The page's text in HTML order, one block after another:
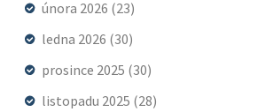
února 2026 (23)
ledna 2026 (30)
prosince 2025 (30)
listopadu 2025 (28)